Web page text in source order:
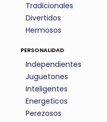
Tradicionales
Divertidos
Hermosos
personalidad
Independientes
Juguetones
Inteligentes
Energeticos
Perezosos